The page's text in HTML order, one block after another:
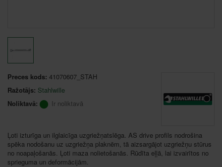
Preces kods: 41070607_STAH
Ražotājs: Stahlwille
Noliktavā:
Ir noliktavā
Ļoti izturīga un ilglaicīga uzgriežņatslēga. AS drive profils nodrošina
spēka nodošanu uz uzgriežņa plaknēm, tā aizsargājot uzgriežņu stūrus
no noapaļošanās. Ļoti maza nolietošanās. Rūdīta eļļā, lai izvairītos no
sprieguma un deformācijām.